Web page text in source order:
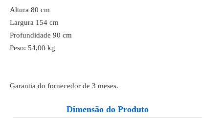
Altura 80 cm
Largura 154 cm
Profundidade 90 cm
Peso: 54,00 kg
Garantia do fornecedor de 3 meses.
Dimensão do Produto